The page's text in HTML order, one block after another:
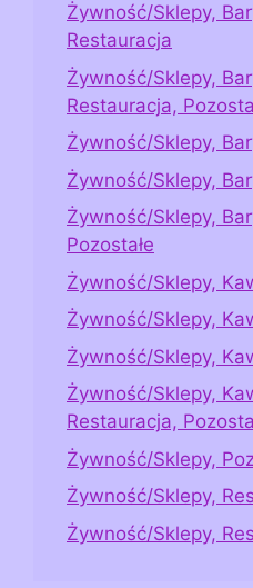
Żywność/Sklepy,
Restauracja
Żywność/Sklepy,
Restauracja,
Żywność/Sklepy,
Żywność/Sklepy,
Żywność/Sklepy,
Pozostałe
Żywność/Sklepy,
Żywność/Sklepy,
Żywność/Sklepy,
Żywność/Sklepy,
Restauracja,
Żywność/Sklepy,
Żywność/Sklepy,
Żywność/Sklepy,